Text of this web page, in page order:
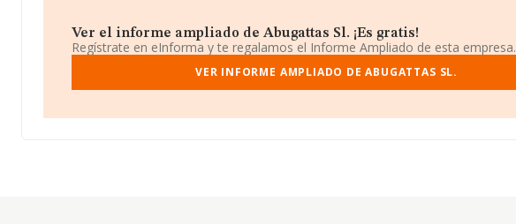
Ver el informe ampliado de Abugattas Sl. ¡Es gratis!
Regístrate en eInforma y te regalamos el Informe Ampliado de esta empresa.
VER INFORME AMPLIADO DE ABUGATTAS SL.